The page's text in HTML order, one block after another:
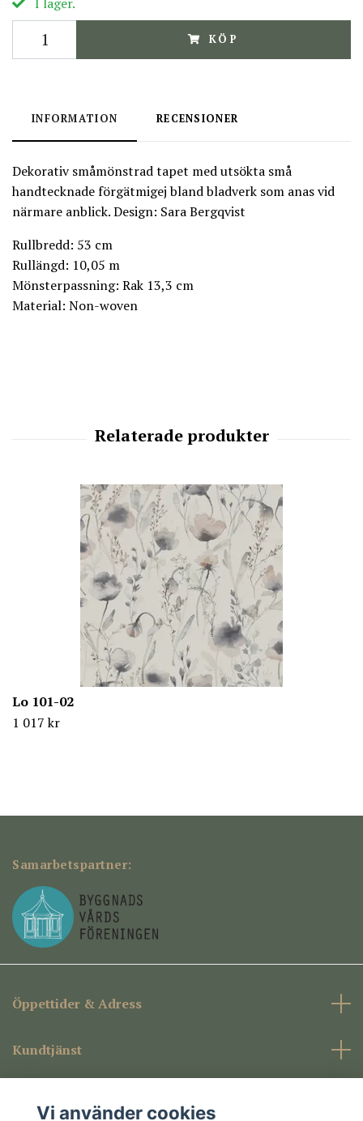
KÖP
INFORMATION RECENSIONER
Dekorativ småmönstrad tapet med utsökta små
handtecknade förgätmigej bland bladverk som anas vid
närmare anblick. Design: Sara Bergqvist
Rullbredd: 53 cm
Rullängd: 10,05 m
Mönsterpassning: Rak 13,3 cm
Material: Non-woven
Lo 101-02
1 017 kr
Samarbetspartner:
Öppettider & Adress
Kundtjänst
Vi använder cookies